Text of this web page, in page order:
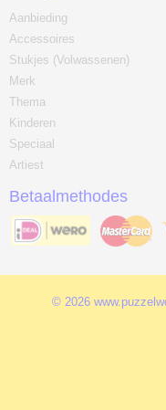
Aanbieding
Accessoires
Stukjes (Volwassenen)
Merk
Thema
Kinderen
Speciaal
Artiest
Betaalmethodes
© 2026